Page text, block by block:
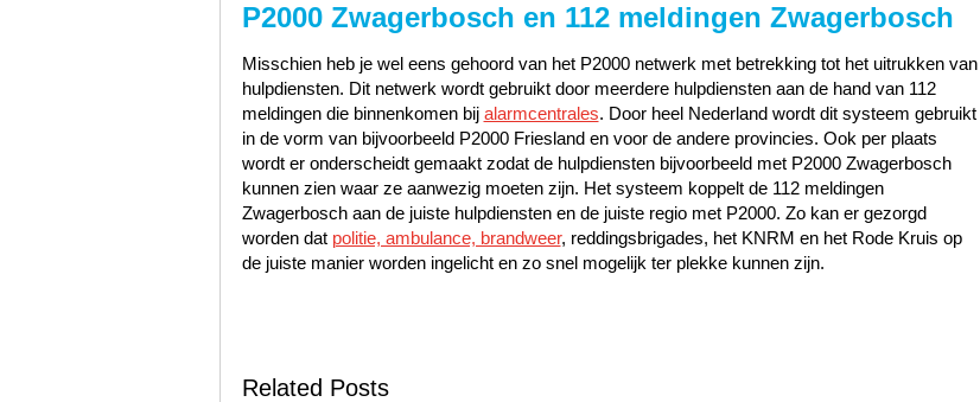
P2000 Zwagerbosch en 112 meldingen Zwagerbosch
Misschien heb je wel eens gehoord van het P2000 netwerk met betrekking tot het uitrukken van
hulpdiensten. Dit netwerk wordt gebruikt door meerdere hulpdiensten aan de hand van 112
meldingen die binnenkomen bij alarmcentrales. Door heel Nederland wordt dit systeem gebruikt
in de vorm van bijvoorbeeld P2000 Friesland en voor de andere provincies. Ook per plaats
wordt er onderscheidt gemaakt zodat de hulpdiensten bijvoorbeeld met P2000 Zwagerbosch
kunnen zien waar ze aanwezig moeten zijn. Het systeem koppelt de 112 meldingen
Zwagerbosch aan de juiste hulpdiensten en de juiste regio met P2000. Zo kan er gezorgd
worden dat politie, ambulance, brandweer, reddingsbrigades, het KNRM en het Rode Kruis op
de juiste manier worden ingelicht en zo snel mogelijk ter plekke kunnen zijn.
Related Posts